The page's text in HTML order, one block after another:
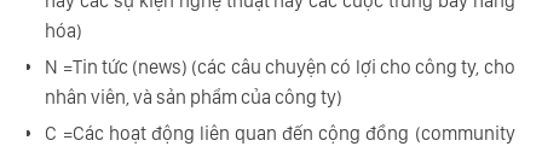
hóa)
N =Tin tức (news) (các câu chuyện có lợi cho công ty, cho
nhân viên, và sản phẩm của công ty)
C =Các hoạt động liên quan đến cộng đồng (community